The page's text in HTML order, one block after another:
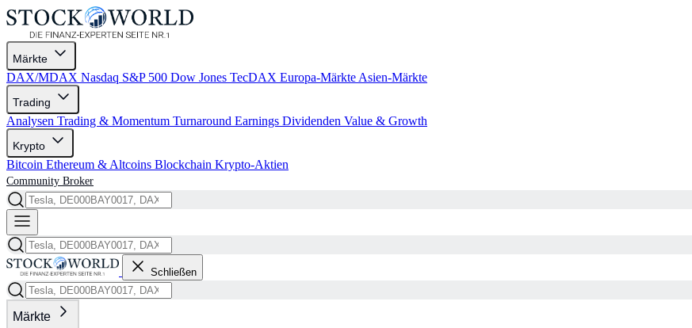
Märkte
DAX/MDAX Nasdaq S&P 500 Dow Jones TecDAX Europa-Märkte Asien-Märkte
Trading
Analysen Trading & Momentum Turnaround Earnings Dividenden Value & Growth
Krypto
Bitcoin Ethereum & Altcoins Blockchain Krypto-Aktien
Community Broker
Schließen
Märkte